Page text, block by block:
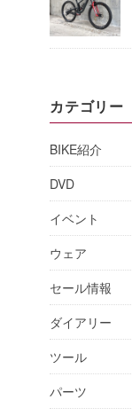
カテゴリー
BIKE紹介
DVD
イベント
ウェア
セール情報
ダイアリー
ツール
パーツ